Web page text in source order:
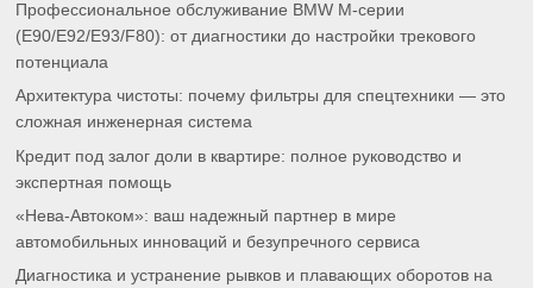
Профессиональное обслуживание BMW M-серии
(E90/E92/E93/F80): от диагностики до настройки трекового
потенциала
Архитектура чистоты: почему фильтры для спецтехники — это
сложная инженерная система
Кредит под залог доли в квартире: полное руководство и
экспертная помощь
«Нева-Автоком»: ваш надежный партнер в мире
автомобильных инноваций и безупречного сервиса
Диагностика и устранение рывков и плавающих оборотов на